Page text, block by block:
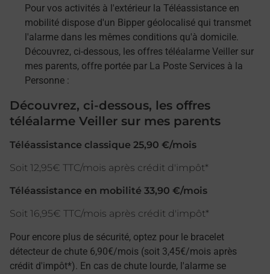
Pour vos activités à l'extérieur la Téléassistance en
mobilité dispose d'un Bipper géolocalisé qui transmet
l'alarme dans les mêmes conditions qu'à domicile.
Découvrez, ci-dessous, les offres téléalarme Veiller sur
mes parents, offre portée par La Poste Services à la
Personne :
Découvrez, ci-dessous, les offres
téléalarme Veiller sur mes parents
Téléassistance classique 25,90 €/mois
Soit 12,95€ TTC/mois après crédit d'impôt*
Téléassistance en mobilité 33,90 €/mois
Soit 16,95€ TTC/mois après crédit d'impôt*
Pour encore plus de sécurité, optez pour le bracelet
détecteur de chute 6,90€/mois (soit 3,45€/mois après
crédit d'impôt*). En cas de chute lourde, l'alarme se